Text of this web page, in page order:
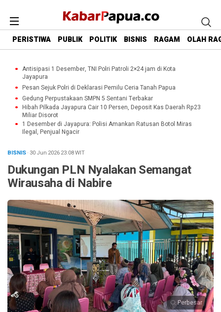
PERISTIWA PUBLIK POLITIK BISNIS RAGAM OLAH
Antisipasi 1 Desember, TNI Polri Patroli 2×24 jam di Kota
Jayapura
Pesan Sejuk Polri di Deklarasi Pemilu Ceria Tanah Papua
Gedung Perpustakaan SMPN 5 Sentani Terbakar
Hibah Pilkada Jayapura Cair 10 Persen, Deposit Kas Daerah Rp23
Miliar Disorot
1 Desember di Jayapura: Polisi Amankan Ratusan Botol Miras
Ilegal, Penjual Ngacir
BISNIS· 30 Jun 202623:08WIT
Dukungan PLN Nyalakan Semangat
Wirausaha di Nabire
Perbesar